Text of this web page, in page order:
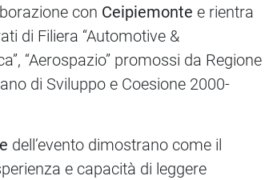
con Ceipiemonte e rientra
di Filiera “Automotive &
“Aerospazio” promossi da Regione
di Sviluppo e Coesione 2000-
dell’evento dimostrano come il
e capacità di leggere